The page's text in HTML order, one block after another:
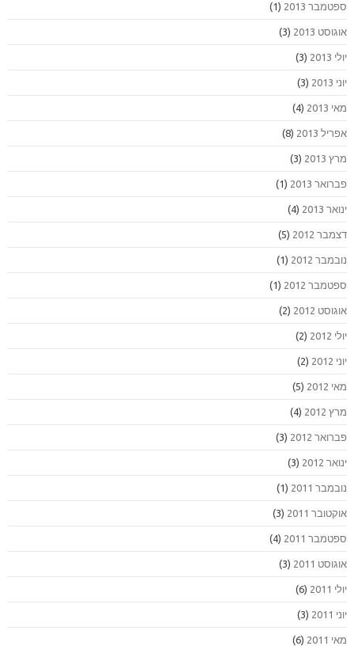
ספטמבר 2013 (1)
אוגוסט 2013 (3)
יולי 2013 (3)
יוני 2013 (3)
מאי 2013 (4)
אפריל 2013 (8)
מרץ 2013 (3)
פברואר 2013 (1)
ינואר 2013 (4)
דצמבר 2012 (5)
נובמבר 2012 (1)
ספטמבר 2012 (1)
אוגוסט 2012 (2)
יולי 2012 (2)
יוני 2012 (2)
מאי 2012 (5)
מרץ 2012 (4)
פברואר 2012 (3)
ינואר 2012 (3)
נובמבר 2011 (1)
אוקטובר 2011 (3)
ספטמבר 2011 (4)
אוגוסט 2011 (3)
יולי 2011 (6)
יוני 2011 (3)
מאי 2011 (6)